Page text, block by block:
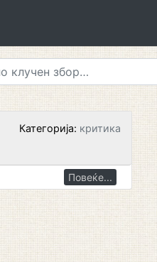
Категорија: критика
Повеќе...